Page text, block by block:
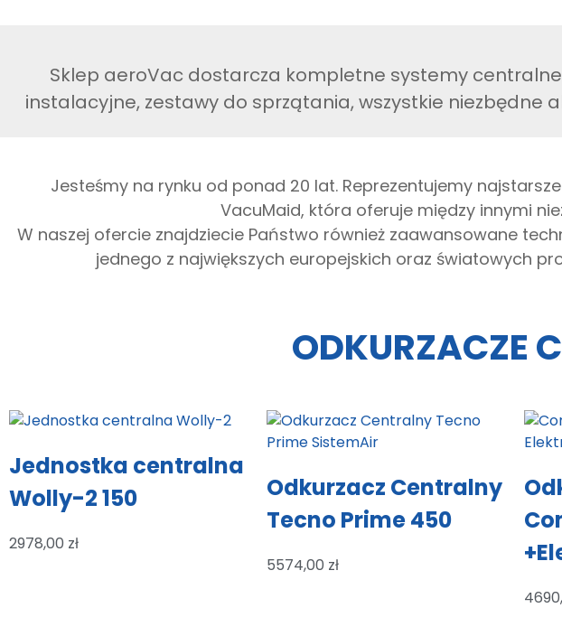
Sklep aeroVac dostarcza kompletne systemy
instalacyjne, zestawy do sprzątania, wszystkie niezbędne
Jesteśmy na rynku od ponad 20 lat. Reprezentujemy
VacuMaid, która oferuje między innymi
W naszej ofercie znajdziecie Państwo również zaawansowane
jednego z największych europejskich oraz światowych
ODKURZACZE
Jednostka centralna
Wolly-2 150
2978,00 zł
Odkurzacz Centralny
Tecno Prime 450
5574,00 zł